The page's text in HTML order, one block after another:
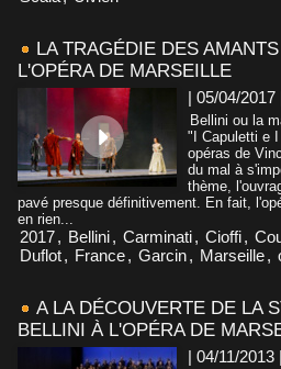
LA TRAGÉDIE DES
L'OPÉRA DE MARSEILLE
| 05/04/2017
Bellini ou la
"I Capuletti e
opéras de
du mal à
thème,
pavé presque définitivement. En fait,
en rien...
2017, Bellini, Carminati, Cioffi,
Duflot, France, Garcin, Marseille,
A LA DÉCOUVERTE DE LA
BELLINI À L'OPÉRA DE
| 04/11/2013 |